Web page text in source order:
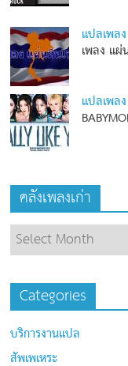
แปลเพล
เพลง แ
แปลเพล
คลังเพลงเก่า
Categories
บริการงานแปล
สัพเพเหระ